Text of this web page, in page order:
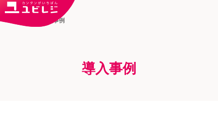
導入事例
導入事例